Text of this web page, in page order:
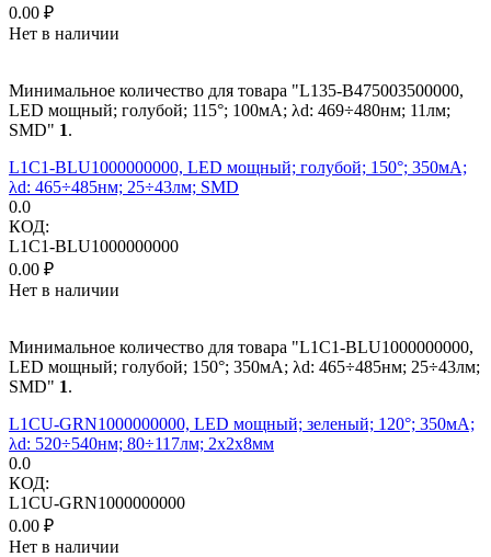
0.00 ₽
Нет в наличии
Минимальное количество для товара "L135-B475003500000,
LED мощный; голубой; 115°; 100мА; λd: 469÷480нм; 11лм;
SMD" 1.
L1C1-BLU1000000000, LED мощный; голубой; 150°; 350мА;
λd: 465÷485нм; 25÷43лм; SMD
0.0
КОД:
L1C1-BLU1000000000
0.00 ₽
Нет в наличии
Минимальное количество для товара "L1C1-BLU1000000000,
LED мощный; голубой; 150°; 350мА; λd: 465÷485нм; 25÷43лм;
SMD" 1.
L1CU-GRN1000000000, LED мощный; зеленый; 120°; 350мА;
λd: 520÷540нм; 80÷117лм; 2x2x8мм
0.0
КОД:
L1CU-GRN1000000000
0.00 ₽
Нет в наличии